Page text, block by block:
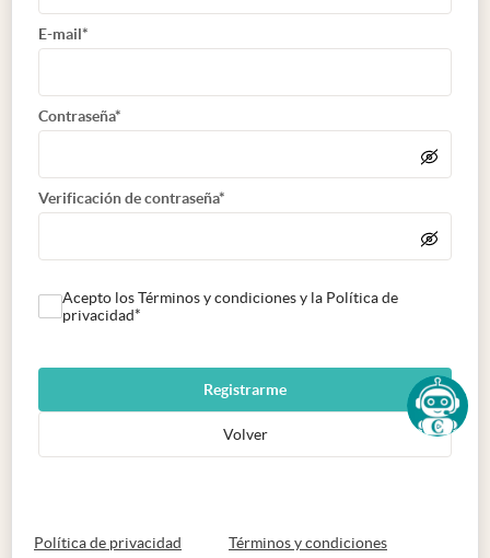
E-mail*
Contraseña*
Verificación de contraseña*
Acepto los Términos y condiciones y la Política de
privacidad*
Registrarme
Volver
Política de privacidad abre en nueva pestaña
Términos y condicionesabre en nueva